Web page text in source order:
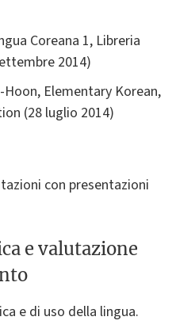
Coreana 1, Libreria
2014)
Hoon, Elementary Korean,
(28 luglio 2014)
con presentazioni
e valutazione
e di uso della lingua.